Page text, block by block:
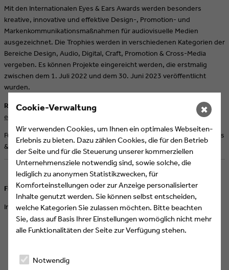
Mit den Internationalen Eyes & Ears Awards werden besonders
kreative, innovative und effektive Design-, Promotion- und
Markenkommunikationsmaßnahmen für audiovisuelle Medien
ausgezeichnet. Die Trophies werden in verschiedenen Kategorien der
Bereiche Design, Audio, Digital, Craft, Promotion & Cross-Media
vergeben. Es können Projekte eingereicht werden, die erstmalig
zwischen dem 1. Juli 2022 und dem 30. Juni 2023 veröffentlicht
wurden.
Reichen Sie ab dem 17. April Ihre Projekte über unser Portal ein:
eeofe-awards.org
Für außergewöhnlich beeindruckende Gesamtleistungen vergibt Eyes
& Ears of Europe die
Eyes & Ears Spezialpreise
Fragen? Ihre Ansprechpartnerin:
Ina Braun, +49 (221) 6060 57 10, ina.braun@eeofe.org
Zum Einreichungsportal
Cookie-Verwaltung
Wir verwenden Cookies, um Ihnen ein optimales Webseiten-
Erlebnis zu bieten. Dazu zählen Cookies, die für den Betrieb
der Seite und für die Steuerung unserer kommerziellen
Unternehmensziele notwendig sind, sowie solche, die
lediglich zu anonymen Statistikzwecken, für
Komforteinstellungen oder zur Anzeige personalisierter
Inhalte genutzt werden. Sie können selbst entscheiden,
welche Kategorien Sie zulassen möchten. Bitte beachten
Sie, dass auf Basis Ihrer Einstellungen womöglich nicht mehr
alle Funktionalitäten der Seite zur Verfügung stehen.
Notwendig
✖